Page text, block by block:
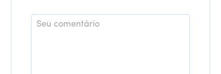
Comentário